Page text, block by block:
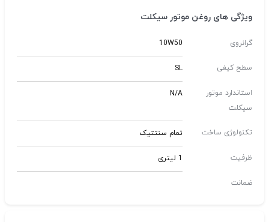
ویژگی های روغن موتور سیکلت
گرانروی 10W50
سطح کیفی SL
استاندارد موتور
سیکلت
N/A
تکنولوژی ساخت تمام سنتتیک
ظرفیت 1 لیتری
ضمانت